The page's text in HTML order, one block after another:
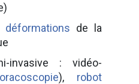
déformations de la
invasive : vidéo-
), robot